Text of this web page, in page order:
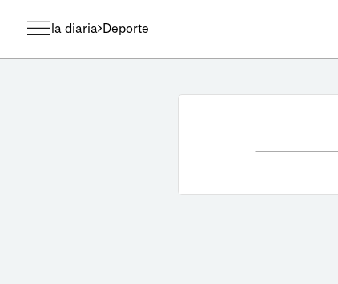
la diaria Deporte